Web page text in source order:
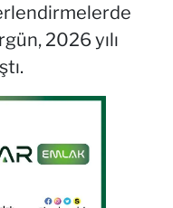
2026 yılı